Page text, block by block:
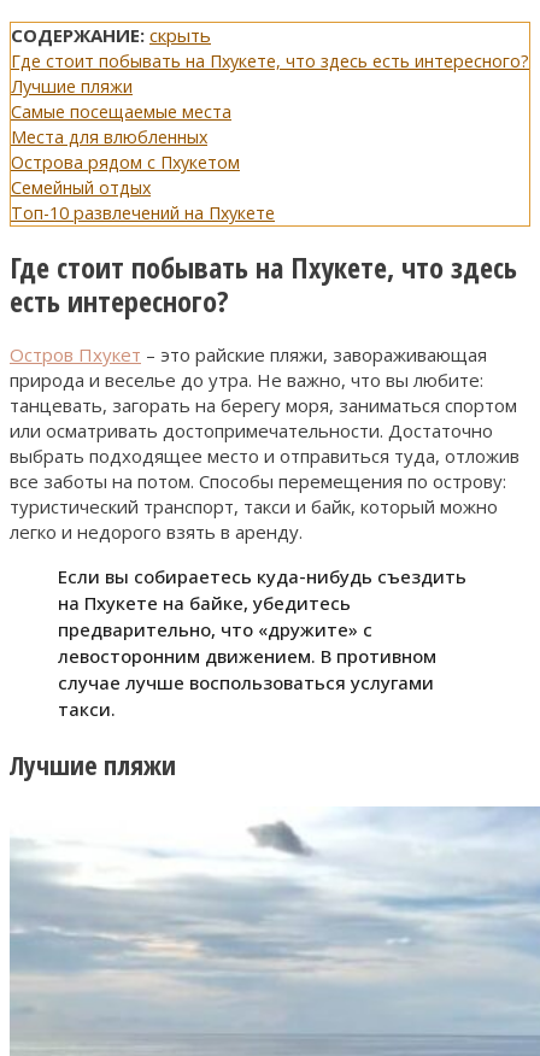
СОДЕРЖАНИЕ: скрыть
Где стоит побывать на Пхукете, что здесь есть интересного?
Лучшие пляжи
Самые посещаемые места
Места для влюбленных
Острова рядом с Пхукетом
Семейный отдых
Топ-10 развлечений на Пхукете
Где стоит побывать на Пхукете, что здесь
есть интересного?
Остров Пхукет – это райские пляжи, завораживающая
природа и веселье до утра. Не важно, что вы любите:
танцевать, загорать на берегу моря, заниматься спортом
или осматривать достопримечательности. Достаточно
выбрать подходящее место и отправиться туда, отложив
все заботы на потом. Способы перемещения по острову:
туристический транспорт, такси и байк, который можно
легко и недорого взять в аренду.
Если вы собираетесь куда-нибудь съездить
на Пхукете на байке, убедитесь
предварительно, что «дружите» с
левосторонним движением. В противном
случае лучше воспользоваться услугами
такси.
Лучшие пляжи